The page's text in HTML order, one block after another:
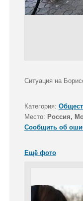
Ситуация на
Категория:
Место: Россия,
Сообщить об
Ещё фото